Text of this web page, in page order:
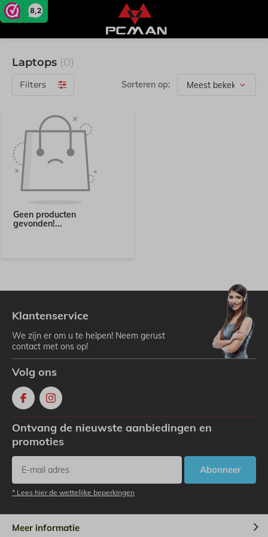
8,2
Laptops (0)
Filters Sorteren op:
Geen producten
gevonden!...
Klantenservice
We zijn er om u te helpen! Neem gerust
contact met ons op!
Volg ons
Ontvang de nieuwste aanbiedingen en
promoties
Abonneer
* Lees hier de wettelijke beperkingen
Meer informatie